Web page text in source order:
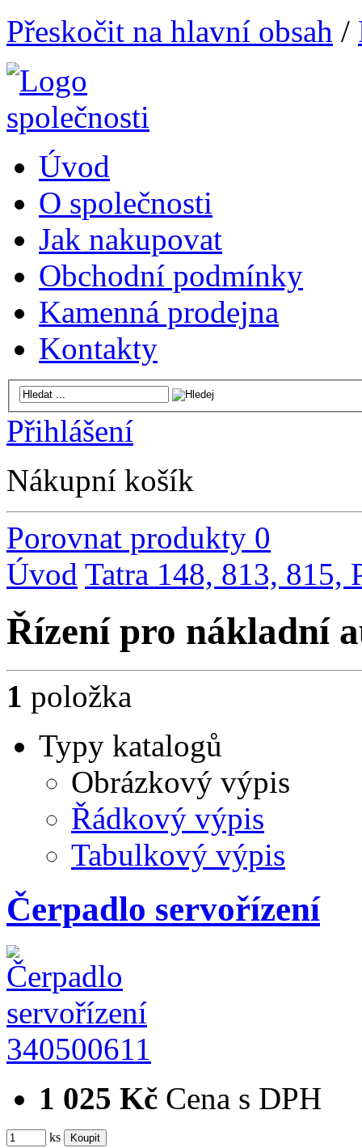
Přeskočit na hlavní obsah /
Úvod
O společnosti
Jak nakupovat
Obchodní podmínky
Kamenná prodejna
Kontakty
Přihlášení
Nákupní košík
Porovnat produkty 0
Úvod Tatra 148, 813, 815,
Řízení pro nákladní
1 položka
Typy katalogů
Obrázkový výpis
Řádkový výpis
Tabulkový výpis
Čerpadlo servořízení
340500611
1 025 Kč Cena s DPH
ks